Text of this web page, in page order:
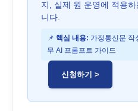
지, 실제 원 운영에 적용
니다.
📌 핵심 내용: 가정통신문 작
무 AI 프롬프트 가이드
신청하기 >